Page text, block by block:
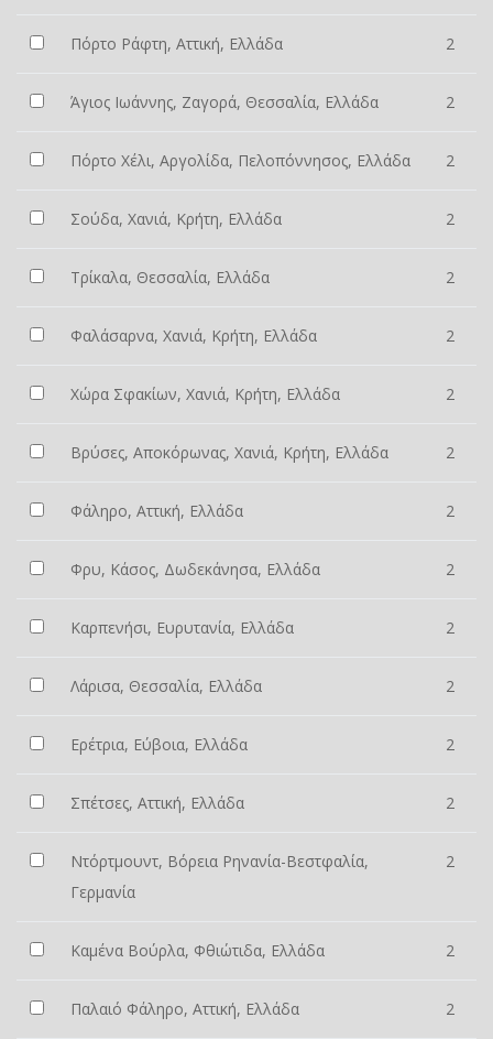
Πόρτο Ράφτη, Αττική, Ελλάδα 2
Άγιος Ιωάννης, Ζαγορά, Θεσσαλία, Ελλάδα 2
Πόρτο Χέλι, Αργολίδα, Πελοπόννησος, Ελλάδα 2
Σούδα, Χανιά, Κρήτη, Ελλάδα 2
Τρίκαλα, Θεσσαλία, Ελλάδα 2
Φαλάσαρνα, Χανιά, Κρήτη, Ελλάδα 2
Χώρα Σφακίων, Χανιά, Κρήτη, Ελλάδα 2
Βρύσες, Αποκόρωνας, Χανιά, Κρήτη, Ελλάδα 2
Φάληρο, Αττική, Ελλάδα 2
Φρυ, Κάσος, Δωδεκάνησα, Ελλάδα 2
Καρπενήσι, Ευρυτανία, Ελλάδα 2
Λάρισα, Θεσσαλία, Ελλάδα 2
Ερέτρια, Εύβοια, Ελλάδα 2
Σπέτσες, Αττική, Ελλάδα 2
Ντόρτμουντ, Βόρεια Ρηνανία-Βεστφαλία,
Γερμανία
2
Καμένα Βούρλα, Φθιώτιδα, Ελλάδα 2
Παλαιό Φάληρο, Αττική, Ελλάδα 2